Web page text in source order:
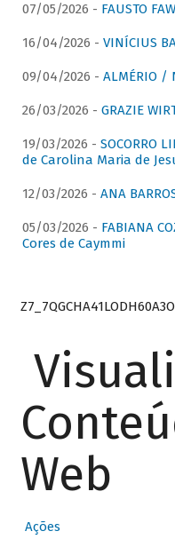
07/05/2026 - FAUSTO
16/04/2026 - VINÍCIUS
09/04/2026 - ALMÉRIO /
26/03/2026 - GRAZIE
19/03/2026 - SOCORRO
de Carolina Maria de
12/03/2026 - ANA
05/03/2026 - FABIANA
Cores de Caymmi
Web
Ações